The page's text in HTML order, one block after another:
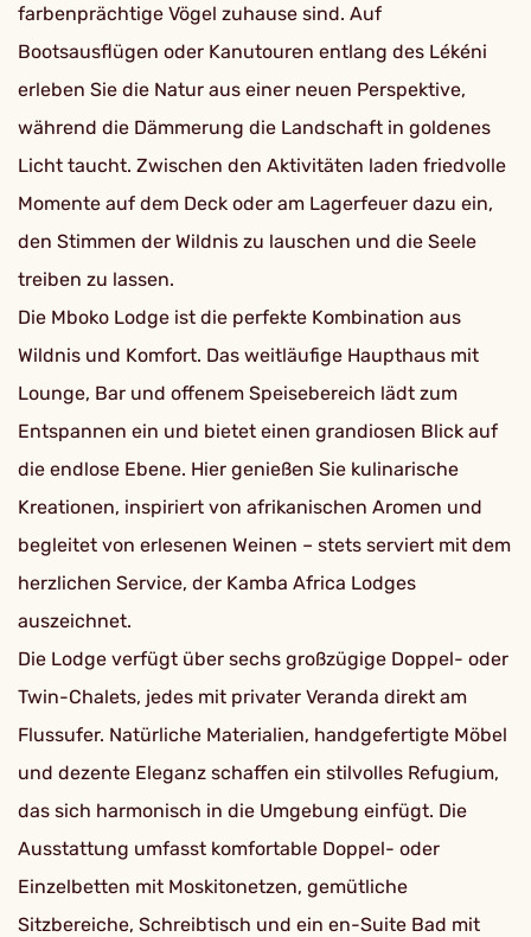
farbenprächtige Vögel zuhause sind. Auf
Bootsausflügen oder Kanutouren entlang des Lékéni
erleben Sie die Natur aus einer neuen Perspektive,
während die Dämmerung die Landschaft in goldenes
Licht taucht. Zwischen den Aktivitäten laden friedvolle
Momente auf dem Deck oder am Lagerfeuer dazu ein,
den Stimmen der Wildnis zu lauschen und die Seele
treiben zu lassen.
Die Mboko Lodge ist die perfekte Kombination aus
Wildnis und Komfort. Das weitläufige Haupthaus mit
Lounge, Bar und offenem Speisebereich lädt zum
Entspannen ein und bietet einen grandiosen Blick auf
die endlose Ebene. Hier genießen Sie kulinarische
Kreationen, inspiriert von afrikanischen Aromen und
begleitet von erlesenen Weinen – stets serviert mit dem
herzlichen Service, der Kamba Africa Lodges
auszeichnet.
Die Lodge verfügt über sechs großzügige Doppel- oder
Twin-Chalets, jedes mit privater Veranda direkt am
Flussufer. Natürliche Materialien, handgefertigte Möbel
und dezente Eleganz schaffen ein stilvolles Refugium,
das sich harmonisch in die Umgebung einfügt. Die
Ausstattung umfasst komfortable Doppel- oder
Einzelbetten mit Moskitonetzen, gemütliche
Sitzbereiche, Schreibtisch und ein en-Suite Bad mit